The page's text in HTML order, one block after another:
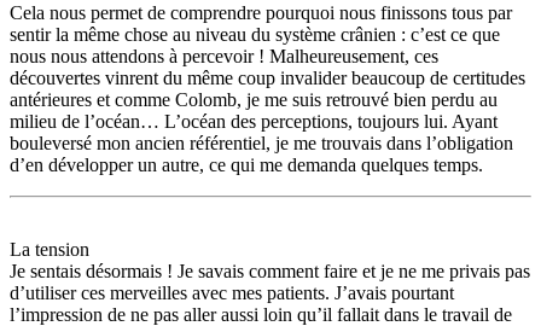
Cela nous permet de comprendre pourquoi nous finissons tous par
sentir la même chose au niveau du système crânien : c’est ce que
nous nous attendons à percevoir ! Malheureusement, ces
découvertes vinrent du même coup invalider beaucoup de certitudes
antérieures et comme Colomb, je me suis retrouvé bien perdu au
milieu de l’océan… L’océan des perceptions, toujours lui. Ayant
bouleversé mon ancien référentiel, je me trouvais dans l’obligation
d’en développer un autre, ce qui me demanda quelques temps.
La tension
Je sentais désormais ! Je savais comment faire et je ne me privais pas
d’utiliser ces merveilles avec mes patients. J’avais pourtant
l’impression de ne pas aller aussi loin qu’il fallait dans le travail de